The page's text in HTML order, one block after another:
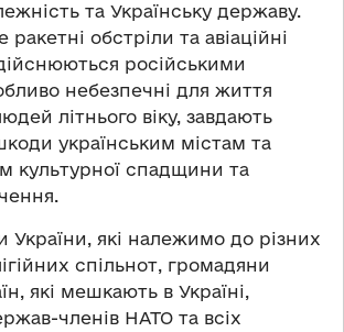
та Українську державу.
обстріли та авіаційні
російськими
небезпечні для життя
літнього віку, завдають
українським містам та
культурної спадщини та
які належимо до різних
спільнот, громадяни
які мешкають в Україні,
членів НАТО та всіх